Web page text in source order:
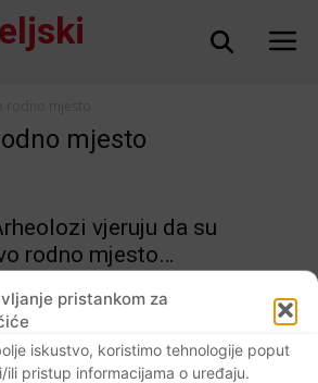
pristankom za
iskustvo, koristimo tehnologije poput
ili pristup informacijama o uređaju.
mjesto
vjeruju da su
rodno mjesto…